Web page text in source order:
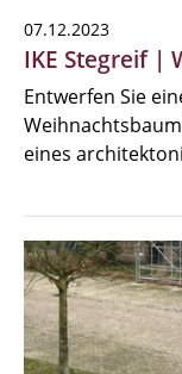
07.12.2023
IKE Stegreif |
Entwerfen Sie
eines